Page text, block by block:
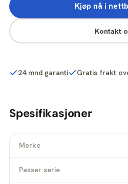
Kjøp nå i
Kontakt
24 mnd garanti Gratis frakt
Spesifikasjoner
Merke
Passer serie